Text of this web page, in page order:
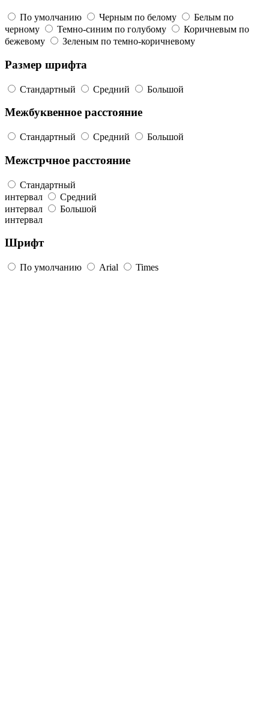
По умолчанию Черным по белому
Белым по
черному
Темно-синим по голубому
Коричневым по
бежевому
Зеленым по темно-коричневому
Размер шрифта
Стандартный Средний Большой
Межбуквенное расстояние
Стандартный Средний Большой
Межстрчное расстояние
Стандартный
интервал
Средний
интервал
Большой
интервал
Шрифт
По умолчанию Arial Times